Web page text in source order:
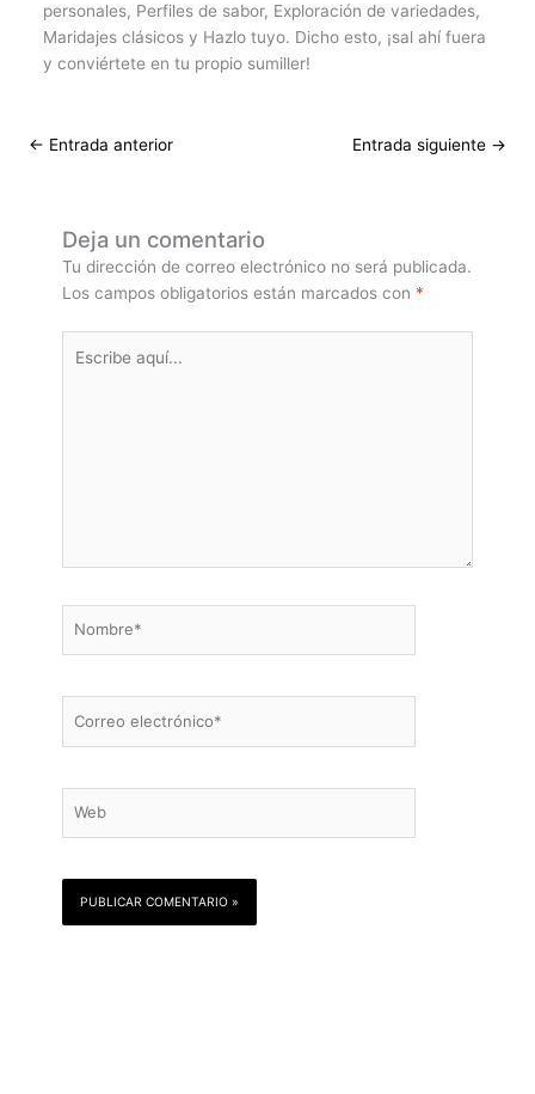
personales, Perfiles de sabor, Exploración de variedades,
Maridajes clásicos y Hazlo tuyo. Dicho esto, ¡sal ahí fuera
y conviértete en tu propio sumiller!
← Entrada anterior Entrada siguiente →
Deja un comentario
Tu dirección de correo electrónico no será publicada.
Los campos obligatorios están marcados con *
aquí...